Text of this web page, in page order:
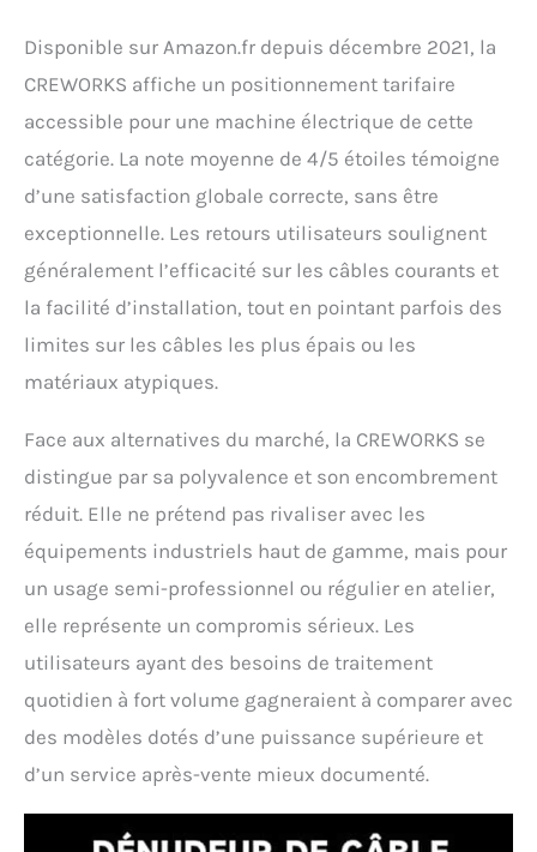
Disponible sur Amazon.fr depuis décembre 2021, la
CREWORKS affiche un positionnement tarifaire
accessible pour une machine électrique de cette
catégorie. La note moyenne de 4/5 étoiles témoigne
d’une satisfaction globale correcte, sans être
exceptionnelle. Les retours utilisateurs soulignent
généralement l’efficacité sur les câbles courants et
la facilité d’installation, tout en pointant parfois des
limites sur les câbles les plus épais ou les
matériaux atypiques.
Face aux alternatives du marché, la CREWORKS se
distingue par sa polyvalence et son encombrement
réduit. Elle ne prétend pas rivaliser avec les
équipements industriels haut de gamme, mais pour
un usage semi-professionnel ou régulier en atelier,
elle représente un compromis sérieux. Les
utilisateurs ayant des besoins de traitement
quotidien à fort volume gagneraient à comparer avec
des modèles dotés d’une puissance supérieure et
d’un service après-vente mieux documenté.